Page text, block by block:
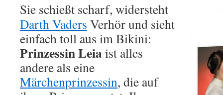
Sie schießt scharf, widersteht
Darth Vaders Verhör und sieht
einfach toll aus im Bikini:
Prinzessin Leiaist alles
andere als eine
Märchenprinzessin, die auf